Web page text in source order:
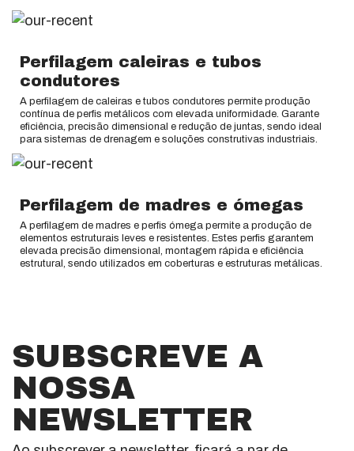
Perfilagem caleiras e tubos
condutores
A perfilagem de caleiras e tubos condutores permite produção
contínua de perfis metálicos com elevada uniformidade. Garante
eficiência, precisão dimensional e redução de juntas, sendo ideal
para sistemas de drenagem e soluções construtivas industriais.
Perfilagem de madres e ómegas
A perfilagem de madres e perfis ómega permite a produção de
elementos estruturais leves e resistentes. Estes perfis garantem
elevada precisão dimensional, montagem rápida e eficiência
estrutural, sendo utilizados em coberturas e estruturas metálicas.
SUBSCREVE A
NOSSA
NEWSLETTER